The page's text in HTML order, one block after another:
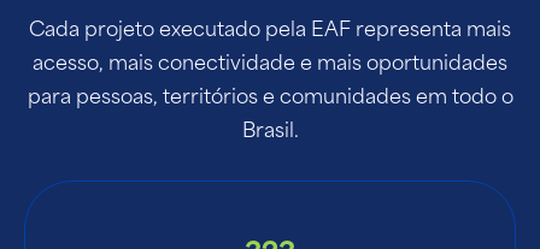
Cada projeto executado pela EAF representa mais
acesso, mais conectividade e mais oportunidades
para pessoas, territórios e comunidades em todo o
Brasil.